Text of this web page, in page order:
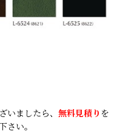
ましたら、 無料見積り を
さい。